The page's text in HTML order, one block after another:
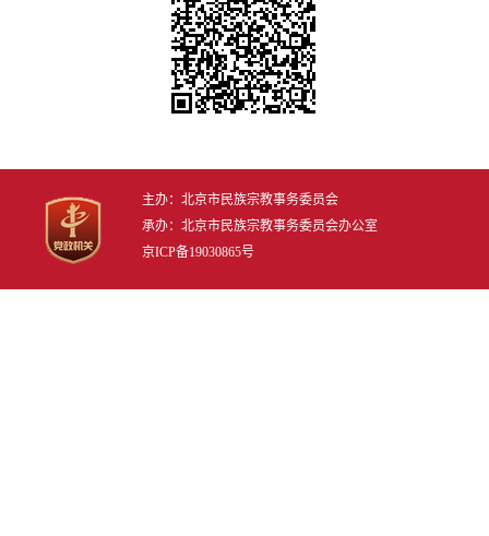
主办：北京市民族宗教事务委员会
承办：北京市民族宗教事务委员会办公室
京ICP备19030865号